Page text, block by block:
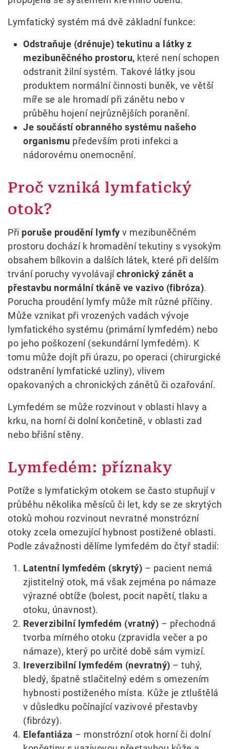
Lymfatický systém má dvě základní funkce:
Odstraňuje (drénuje) tekutinu a látky z
mezibuněčného prostoru, které není schopen
odstranit žilní systém. Takové látky jsou
produktem normální činnosti buněk, ve větší
míře se ale hromadí při zánětu nebo v
průběhu hojení nejrůznějších poranění.
Je součástí obranného systému našeho
organismu především proti infekci a
nádorovému onemocnění.
Proč vzniká lymfatický
otok?
Při poruše proudění lymfy v mezibuněčném
prostoru dochází k hromadění tekutiny s vysokým
obsahem bílkovin a dalších látek, které při delším
trvání poruchy vyvolávajíchronický zánět a
přestavbu normální tkáně ve vazivo (fibróza).
Porucha proudění lymfy může mít různé příčiny.
Může vznikat při vrozených vadách vývoje
lymfatického systému (primární lymfedém) nebo
po jeho poškození (sekundární lymfedém). K
tomu může dojít při úrazu, po operaci (chirurgické
odstranění lymfatické uzliny), vlivem
opakovaných a chronických zánětů či ozařování.
Lymfedém se může rozvinout v oblasti hlavy a
krku, na horní či dolní končetině, v oblasti zad
nebo břišní stěny.
Lymfedém: příznaky
Potíže s lymfatickým otokem se často stupňují v
průběhu několika měsíců či let, kdy se ze skrytých
otoků mohou rozvinout nevratné monstrózní
otoky zcela omezující hybnost postižené oblasti.
Podle závažnosti dělíme lymfedém do čtyř stadií:
Latentní lymfedém (skrytý) – pacient nemá
zjistitelný otok, má však zejména po námaze
výrazné obtíže (bolest, pocit napětí, tlaku a
otoku, únavnost).
Reverzibilní lymfedém (vratný) – přechodná
tvorba mírného otoku (zpravidla večer a po
námaze), který po určité době sám vymizí.
Ireverzibilní lymfedém (nevratný) – tuhý,
bledý, špatně stlačitelný edém s omezením
hybnosti postiženého místa. Kůže je ztluštělá
v důsledku počínající vazivové přestavby
(fibrózy).
Elefantiáza – monstrózní otok horní či dolní